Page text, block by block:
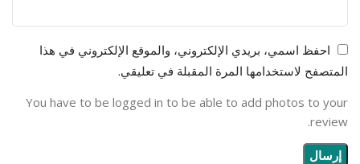
احفظ اسمي، بريدي الإلكتروني، والموقع الإلكتروني في هذا
المتصفح لاستخدامها المرة المقبلة في تعليقي.
You have to be logged in to be able to add photos to your
review.